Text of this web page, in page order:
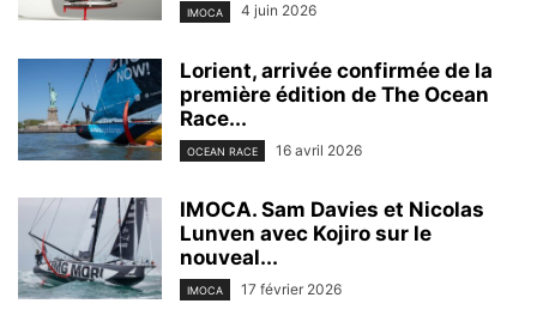
IMOCA 4 juin 2026
Lorient, arrivée confirmée de la
première édition de The Ocean
Race...
OCEAN RACE 16 avril 2026
IMOCA. Sam Davies et Nicolas
Lunven avec Kojiro sur le
nouveal...
IMOCA 17 février 2026